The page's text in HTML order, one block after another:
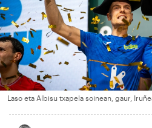
Laso eta Albisu txapela soinean, gaur,